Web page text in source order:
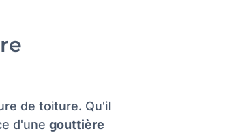
de toiture. Qu'il
d'une gouttière